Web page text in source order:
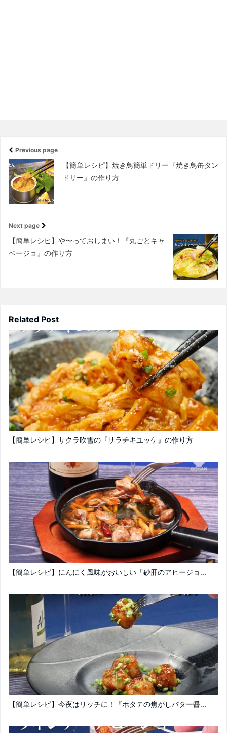
Previous page
【簡単レシピ】焼き鳥簡単ドリー『焼き鳥缶タン
ドリー』の作り方
Next page
【簡単レシピ】や〜っておしまい！『丸ごとキャ
ベージョ』の作り方
Related Post
【簡単レシピ】サクラ吹雪の『サラチキユッケ』の作り方
【簡単レシピ】にんにく風味がおいしい「砂肝のアヒージョ...
【簡単レシピ】今夜はリッチに！『ホタテの焦がしバター醤...